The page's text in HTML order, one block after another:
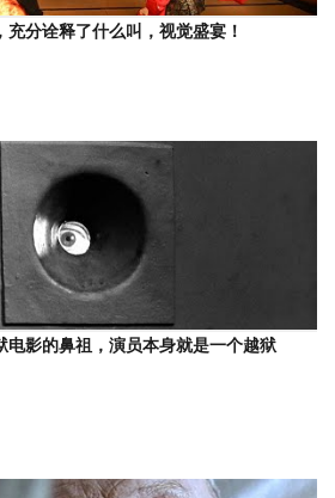
充分诠释了什么叫，视觉盛宴！
电影的鼻祖，演员本身就是一个越狱